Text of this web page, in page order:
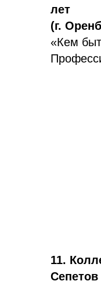
лет
(г.
«Кем
11.